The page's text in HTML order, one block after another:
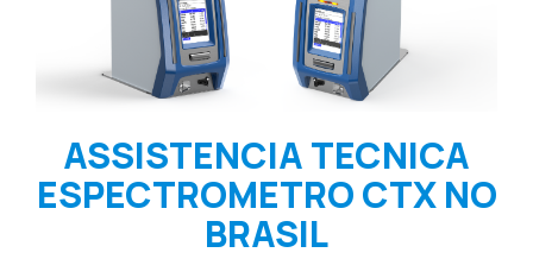
ASSISTENCIA TECNICA
ESPECTROMETRO CTX NO
BRASIL